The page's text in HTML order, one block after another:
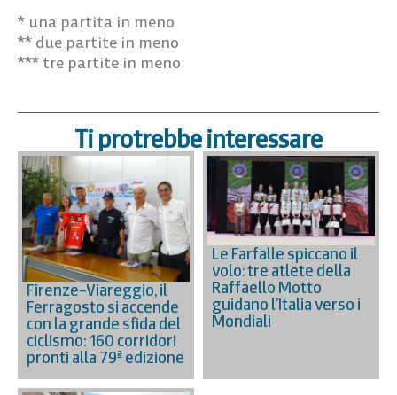
* una partita in meno
** due partite in meno
*** tre partite in meno
Ti protrebbe interessare
Firenze–Viareggio, il
Ferragosto si accende
con la grande sfida del
ciclismo: 160 corridori
pronti alla 79ª edizione
Le Farfalle spiccano il
volo: tre atlete della
Raffaello Motto
guidano l’Italia verso i
Mondiali